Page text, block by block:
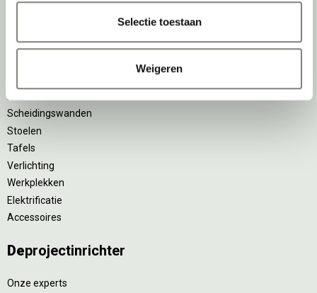
Selectie toestaan
Weigeren
Projectstoffering
Scheidingswanden
Stoelen
Tafels
Verlichting
Werkplekken
Elektrificatie
Accessoires
Deprojectinrichter
Onze experts